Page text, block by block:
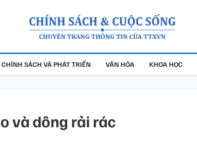
CHÍNH SÁCH VÀ PHÁT TRIỂN VĂN HÓA KHOA HỌC
và dông rải rác